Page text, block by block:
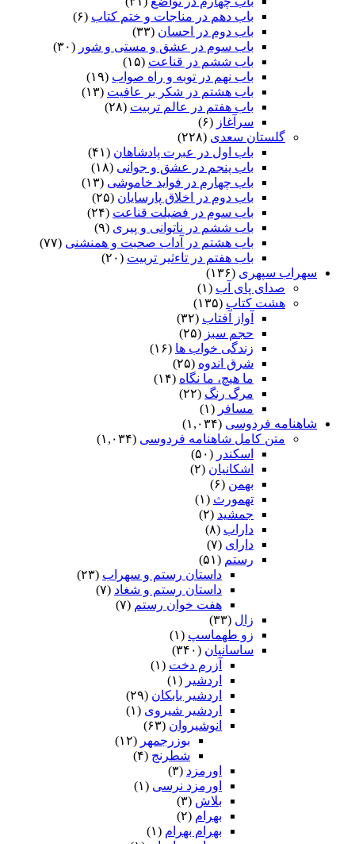
باب دهم در مناجات و ختم کتاب (۶)
باب دوم در احسان (۳۳)
باب سوم در عشق و مستی و شور (۳۰)
باب ششم در قناعت (۱۵)
باب نهم در توبه و راه صواب (۱۹)
باب هشتم در شکر بر عافیت (۱۳)
باب هفتم در عالم تربیت (۲۸)
سرآغاز (۶)
گلستان سعدی (۲۲۸)
باب اول در عبرت پادشاهان (۴۱)
باب پنجم در عشق و جوانى (۱۸)
باب چهارم در فواید خاموشى (۱۳)
باب دوم در اخلاق پارسایان (۲۵)
باب سوم در فضیلت قناعت (۲۴)
باب ششم در ناتوانى و پیرى (۹)
باب هشتم در آداب صحبت و همنشنى (۷۷)
باب هفتم در تاءثیر تربیت (۲۰)
سهراب سپهری (۱۳۶)
صدای پای آب (۱)
هشت کتاب (۱۳۵)
آواز آفتاب (۳۲)
حجم سبز (۲۵)
زندگی خواب ها (۱۶)
شرق اندوه (۲۵)
ما هیچ، ما نگاه (۱۴)
مرگ رنگ (۲۲)
مسافر (۱)
شاهنامه فردوسی (۱,۰۳۴)
متن کامل شاهنامه فردوسی (۱,۰۳۴)
اسکندر (۵۰)
اشکانیان (۲)
بهمن (۶)
تهمورث (۱)
جمشید (۲)
داراب (۸)
دارای (۷)
رستم (۵۱)
داستان رستم و سهراب (۲۳)
داستان رستم و شغاد (۷)
هفت خوان رستم‏ (۷)
زال (۳۳)
زو طهماسپ‏ (۱)
ساسانیان (۳۴۰)
آزرم دخت (۱)
اردشیر (۱)
اردشیر بابکان (۲۹)
اردشیر شیروی (۱)
انوشیروان (۶۳)
بوزرجمهر (۱۲)
شطرنج (۴)
اورمزد (۳)
اورمزد نرسى‏ (۱)
بلاش (۳)
بهرام (۲)
بهرام بهرام (۱)